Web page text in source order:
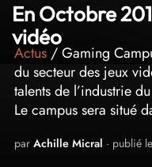
En Octobre
vidéo
Actus / Gaming
du secteur des jeux
talents de l’industrie
Le campus sera situé
par Achille Micral · publié